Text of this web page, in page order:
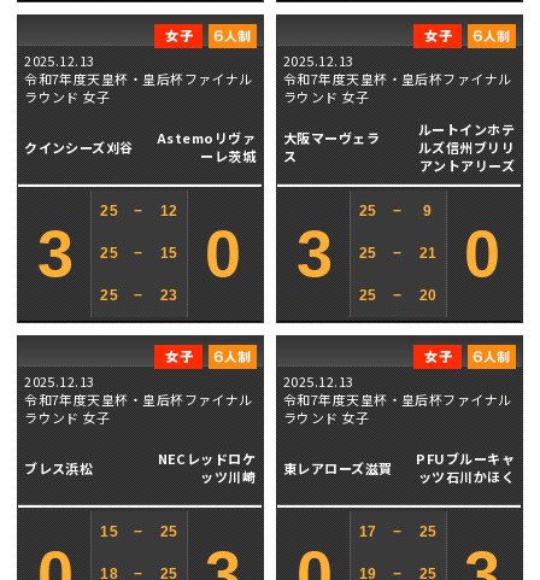
2025.12.13
令和7年度天皇杯・皇后杯ファイナル
ラウンド 女子
クインシーズ刈谷
Astemoリヴァ
ーレ茨城
3
25 − 12
25 − 15
25 − 23
0
2025.12.13
令和7年度天皇杯・皇后杯ファイナル
ラウンド 女子
大阪マーヴェラ
ス
ルートインホテ
ルズ信州ブリリ
アントアリーズ
3
25 − 9
25 − 21
25 − 20
0
2025.12.13
令和7年度天皇杯・皇后杯ファイナル
ラウンド 女子
ブレス浜松
NECレッドロケ
ッツ川崎
15 − 25
18 − 25
2025.12.13
令和7年度天皇杯・皇后杯ファイナル
ラウンド 女子
東レアローズ滋賀
PFUブルーキャ
ッツ石川かほく
17 − 25
19 − 25